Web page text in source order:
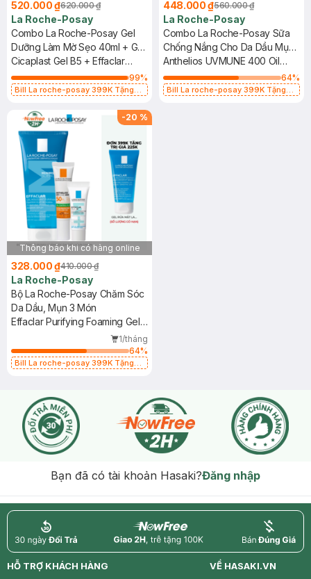
520.000 ₫620.000 ₫
La Roche-Posay
Combo La Roche-Posay Gel
Dưỡng Làm Mờ Sẹo 40ml + Gel
Rửa Mặt Da Dầu Mụn 50ml
Cicaplast Gel B5 + Effaclar
Purifying Foaming Gel For Oily
Sensitive Skin
99%
Bill La roche-posay 399K Tặng
(SL có hạn)
448.000 ₫560.000 ₫
La Roche-Posay
Combo La Roche-Posay Sữa
Chống Nắng Cho Da Dầu Mụn
50ml + Nước Tẩy Trang Dành
Cho Da Nhạy Cảm 50ml
Anthelios UVMUNE 400 Oil
Control Fluid + Micellar Water
Ultra Sensitive Skin
64%
Bill La roche-posay 399K Tặng
-20 %
Thông báo khi có hàng online
328.000 ₫410.000 ₫
La Roche-Posay
Bộ La Roche-Posay Chăm Sóc
Da Dầu, Mụn 3 Món
Effaclar Purifying Foaming Gel
For Oily Sensitive Skin 200ml +
Effaclar Duo+ M 3ml +
Anthelios UVMUNE 400 Oil
1/tháng
64%
Bill La roche-posay 399K Tặng
Bạn đã có tài khoản Hasaki?Đăng nhập
return nowfree price
HỖ TRỢ KHÁCH HÀNG
VỀ HASAKI.VN